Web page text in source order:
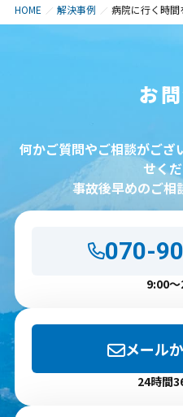
HOME 解決事例 病院に行く時間
お
何かご質問やご相談がござ
せくだ
事故後早めのご相
070-
9:00
メール
24時間